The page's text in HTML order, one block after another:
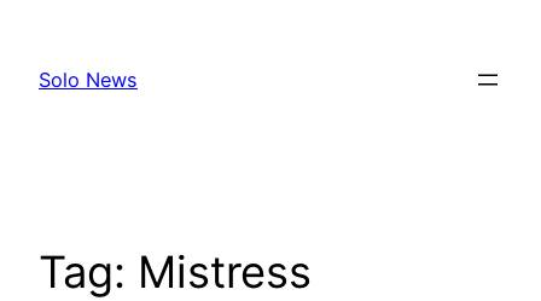
content
Solo News
Tag: Mistress